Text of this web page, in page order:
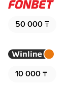
50 000 ₸
10 000 ₸